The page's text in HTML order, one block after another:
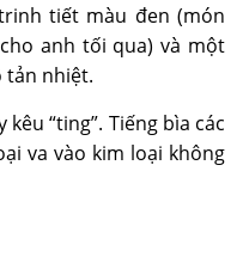
tiết màu đen (món
anh tối qua) và một
tản nhiệt.
“ting”. Tiếng bìa các
va vào kim loại không